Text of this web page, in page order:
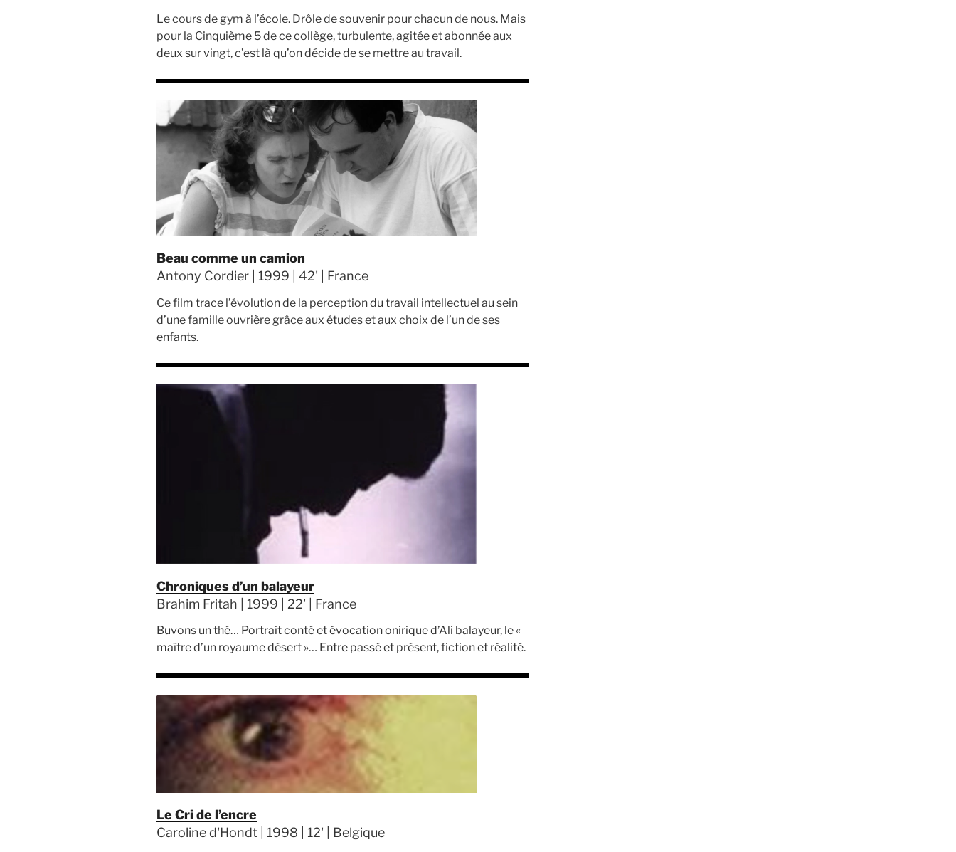
Le cours de gym à l’école. Drôle de souvenir pour chacun de nous. Mais
pour la Cinquième 5 de ce collège, turbulente, agitée et abonnée aux
deux sur vingt, c’est là qu’on décide de se mettre au travail.
Beau comme un camion
Antony Cordier | 1999 | 42' | France
Ce film trace l’évolution de la perception du travail intellectuel au sein
d’une famille ouvrière grâce aux études et aux choix de l’un de ses
enfants.
Chroniques d’un balayeur
Brahim Fritah | 1999 | 22' | France
Buvons un thé… Portrait conté et évocation onirique d’Ali balayeur, le «
maître d’un royaume désert »… Entre passé et présent, fiction et réalité.
Le Cri de l’encre
Caroline d'Hondt | 1998 | 12' | Belgique